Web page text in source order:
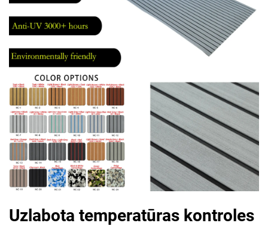
Uzlabota temperatūras kontroles